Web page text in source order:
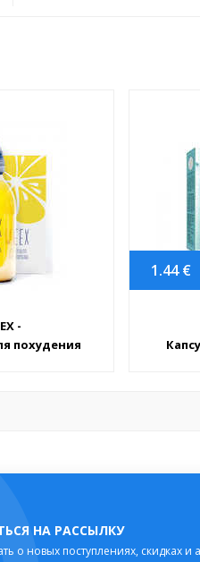
-
похудения
1.44€
НА РАССЫЛКУ
о новых поступлениях, скидках и